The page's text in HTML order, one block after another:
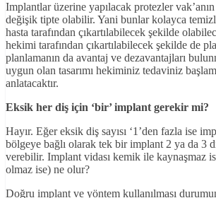
Implantlar üzerine yapılacak protezler
değişik tipte olabilir. Yani bunlar kolayca
hasta tarafından çıkartılabilecek şekilde
hekimi tarafından çıkartılabilecek şekilde de
planlamanın da avantaj ve dezavantajları
uygun olan tasarımı hekiminiz tedaviniz
anlatacaktır.
Eksik her diş için ‘bir’ implant gerekir mi?
Hayır. Eğer eksik diş sayısı ‘1’den fazla ise
bölgeye bağlı olarak tek bir implant 2 ya da 3
verebilir. Implant vidası kemik ile kaynaşmaz
olmaz ise) ne olur?
Doğru implant ve yöntem kullanılması